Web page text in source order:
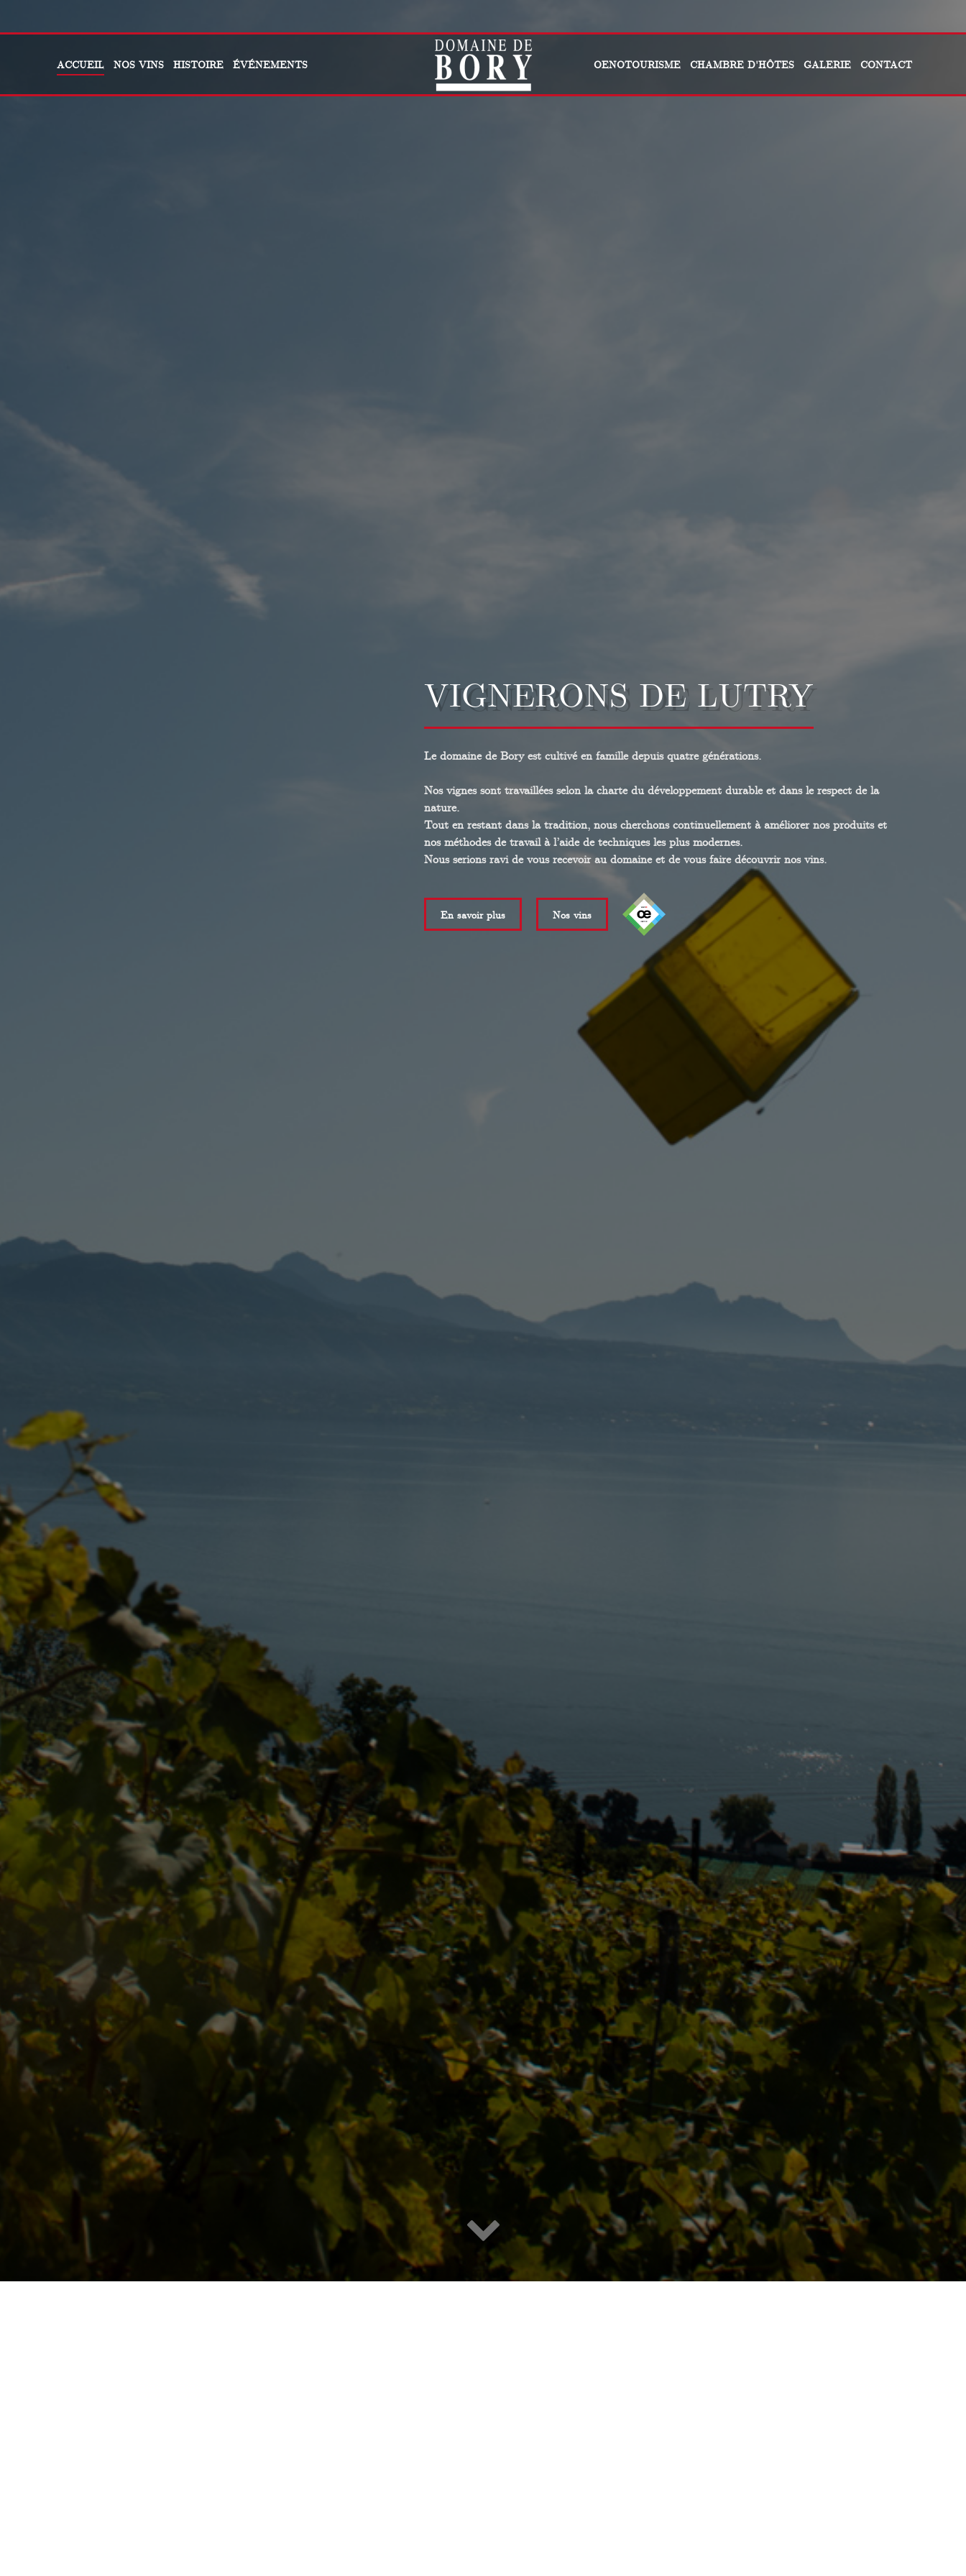
ACCUEIL NOS VINS HISTOIRE ÉVÉNEMENTS OENOTOURISME CHAMBRE D'HÔTES GALERIE CONTACT
VIGNERONS DE LUTRY
Le domaine de Bory est cultivé en famille depuis quatre générations.
Nos vignes sont travaillées selon la charte du développement durable et dans le respect de la
nature.
Tout en restant dans la tradition, nous cherchons continuellement à améliorer nos produits et
nos méthodes de travail à l’aide de techniques les plus modernes.
Nous serions ravi de vous recevoir au domaine et de vous faire découvrir nos vins.
En savoir plus Nos vins